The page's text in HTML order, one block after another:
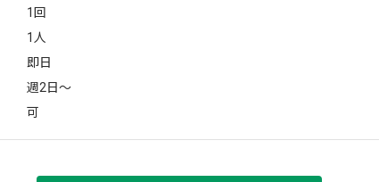
1回
1人
即日
週2日〜
可